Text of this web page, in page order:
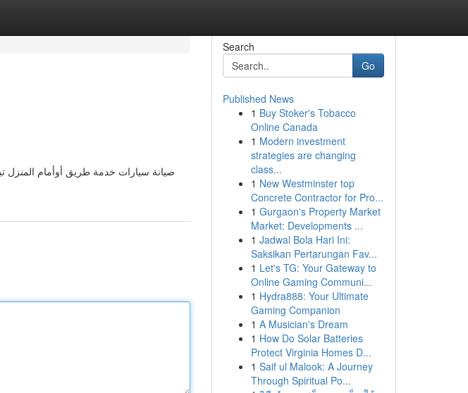
Search
Go
Published News
1 Buy Stoker's Tobacco
Online Canada
1 Modern investment
strategies are changing
class...
1 New Westminster top
Concrete Contractor for Pro...
1 Gurgaon's Property Market
Market: Developments ...
1 Jadwal Bola Hari Ini:
Saksikan Pertarungan Fav...
1 Let's TG: Your Gateway to
Online Gaming Communi...
1 Hydra888: Your Ultimate
Gaming Companion
1 A Musician's Dream
1 How Do Solar Batteries
Protect Virginia Homes D...
1 Saif ul Malook: A Journey
Through Spiritual Po...